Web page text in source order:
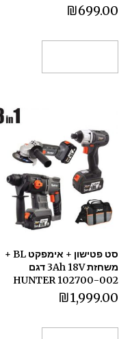
₪699.00
סט פטישון + אימפקט BL +
משחזת 3Ah 18V דגם
102700-002 HUNTER
₪1,999.00